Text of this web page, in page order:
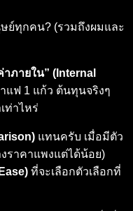
ย์ทุกคน? (รวมถึงผมและ
ภายใน” (Internal
แฟ 1 แก้ว ต้นทุนจริงๆ
ท่าไหร่
แทนครับ เมื่อมีตัว
งราคาแพงแต่ได้น้อย)
ที่จะเลือกตัวเลือกที่